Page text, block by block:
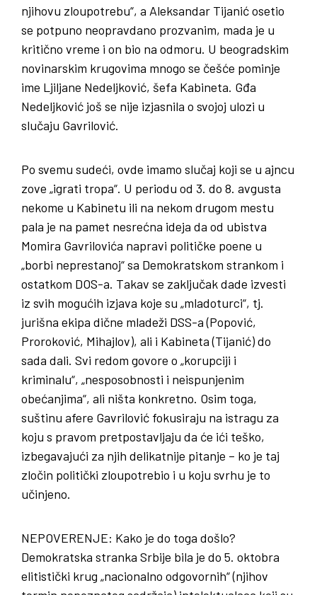
njihovu zloupotrebu“, a Aleksandar Tijanić osetio
se potpuno neopravdano prozvanim, mada je u
kritično vreme i on bio na odmoru. U beogradskim
novinarskim krugovima mnogo se češće pominje
ime Ljiljane Nedeljković, šefa Kabineta. Gđa
Nedeljković još se nije izjasnila o svojoj ulozi u
slučaju Gavrilović.
Po svemu sudeći, ovde imamo slučaj koji se u ajncu
zove „igrati tropa“. U periodu od 3. do 8. avgusta
nekome u Kabinetu ili na nekom drugom mestu
pala je na pamet nesrećna ideja da od ubistva
Momira Gavrilovića napravi političke poene u
„borbi neprestanoj“ sa Demokratskom strankom i
ostatkom DOS-a. Takav se zaključak dade izvesti
iz svih mogućih izjava koje su „mladoturci“, tj.
jurišna ekipa dične mladeži DSS-a (Popović,
Proroković, Mihajlov), ali i Kabineta (Tijanić) do
sada dali. Svi redom govore o „korupciji i
kriminalu“, „nesposobnosti i neispunjenim
obećanjima“, ali ništa konkretno. Osim toga,
suštinu afere Gavrilović fokusiraju na istragu za
koju s pravom pretpostavljaju da će ići teško,
izbegavajući za njih delikatnije pitanje – ko je taj
zločin politički zloupotrebio i u koju svrhu je to
učinjeno.
NEPOVERENJE: Kako je do toga došlo?
Demokratska stranka Srbije bila je do 5. oktobra
elitistički krug „nacionalno odgovornih“ (njihov